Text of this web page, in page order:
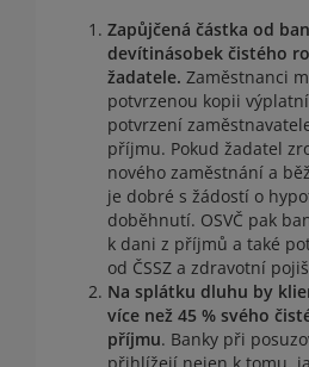
Zapůjčená částka od
devítinásobek čistého
žadatele. Zaměstnanci
potvrzenou kopii
potvrzení
příjmu. Pokud žadatel
nového zaměstnání a
je dobré s žádostí o
doběhnutí. OSVČ pak
k dani z příjmů a také
od ČSSZ a zdravotní
Na splátku dluhu by
více než 45 % svého
příjmu. Banky při